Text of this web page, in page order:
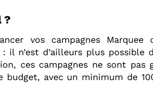
?
vos campagnes Marquee
il n’est d’ailleurs plus possible
ces campagnes ne sont pas
budget, avec un minimum de